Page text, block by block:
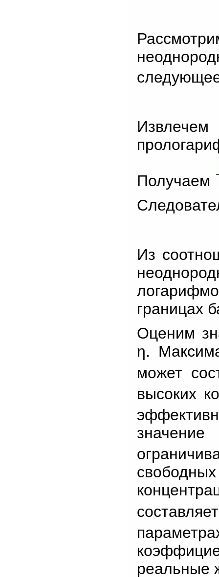
Получаем
Из
границах
Оценим
η.
может
высоких
реальные